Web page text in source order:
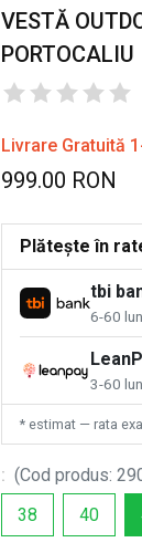
VESTĂ
PORTOCALIU
Livrare Gratuită
999.00 RON
Plătește în
tbi
6-60
3-60
* estimat — rata
: (Cod produs:
38
40